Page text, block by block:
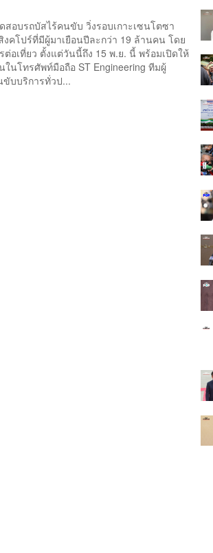
อบรถบัสไร้คนขับ วิ่งรอบเกาะเซนโตซา
คโปร์ที่มีผู้มาเยือนปีละกว่า 19 ล้านคน โดย
ต่อเที่ยว ตั้งแต่วันนี้ถึง 15 พ.ย. นี้ พร้อมเปิดให้
นโทรศัพท์มือถือ ST Engineering ทีมผู้
บบริการทั่วป...